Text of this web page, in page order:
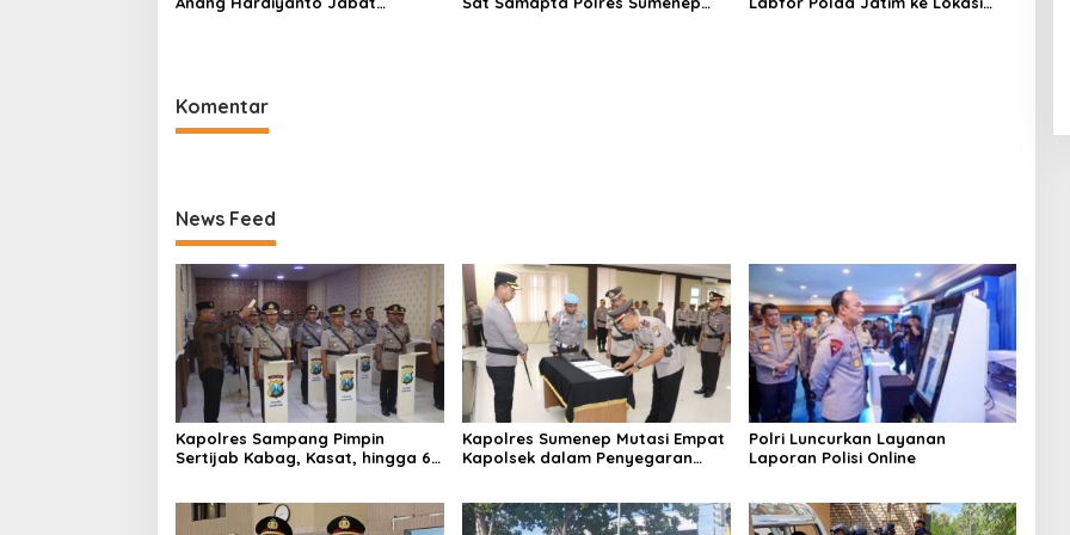
Komentar
News Feed
Kapolres Sampang Pimpin
Sertijab Kabag, Kasat, hingga 6
Kapolres Sumenep Mutasi Empat
Kapolsek dalam Penyegaran
Polri Luncurkan Layanan
Laporan Polisi Online